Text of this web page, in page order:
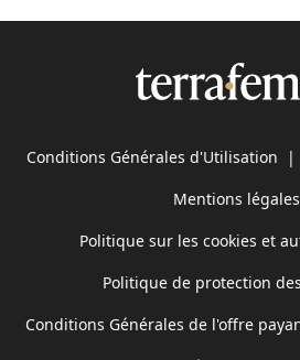
Conditions Générales d'Utilisation |
Mentions légales
Politique sur les cookies et
Politique de protection
Conditions Générales de l'offre